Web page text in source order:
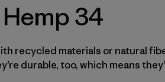
Filtrar por
Size
Filtrar por
Fit
34
recycled materials or natural
durable, too, which means